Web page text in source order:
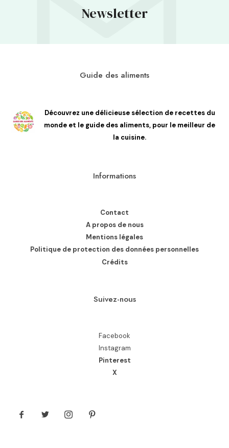
Newsletter
Guide des aliments
Découvrez une délicieuse sélection de recettes du
monde et le guide des aliments, pour le meilleur de
la cuisine.
Informations
Contact
A propos de nous
Mentions légales
Politique de protection des données personnelles
Crédits
Suivez-nous
Facebook
Instagram
Pinterest
X